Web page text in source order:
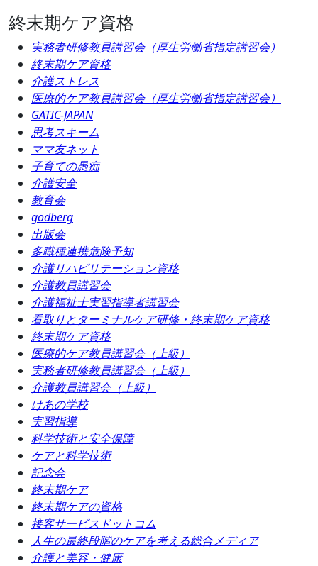
終末期ケア資格
実務者研修教員講習会（厚生労働省指定講習会）
終末期ケア資格
介護ストレス
医療的ケア教員講習会（厚生労働省指定講習会）
GATIC-JAPAN
思考スキーム
ママ友ネット
子育ての愚痴
介護安全
教育会
godberg
出版会
多職種連携危険予知
介護リハビリテーション資格
介護教員講習会
介護福祉士実習指導者講習会
看取りとターミナルケア研修・終末期ケア資格
終末期ケア資格
医療的ケア教員講習会（上級）
実務者研修教員講習会（上級）
介護教員講習会（上級）
けあの学校
実習指導
科学技術と安全保障
ケアと科学技術
記念会
終末期ケア
終末期ケアの資格
接客サービスドットコム
人生の最終段階のケアを考える総合メディア
介護と美容・健康